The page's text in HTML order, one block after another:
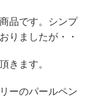
品です。シンプ
りましたが・・
きます。
ーのパールペン